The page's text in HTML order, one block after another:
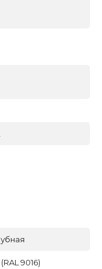
9016)